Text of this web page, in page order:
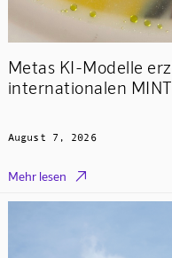
Metas KI-Modelle
internationalen
August 7, 2026
Mehr lesen 